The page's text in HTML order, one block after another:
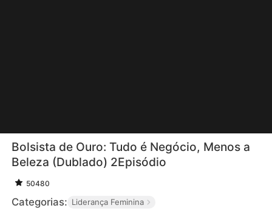
Bolsista de Ouro: Tudo é Negócio, Menos a
Beleza (Dublado) 2Episódio
50480
Categorias: Liderança Feminina